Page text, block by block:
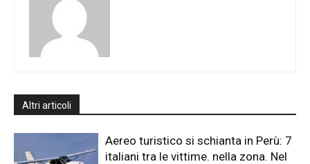
Altri articoli
Aereo turistico si schianta in Perù: 7
italiani tra le vittime. nella zona. Nel